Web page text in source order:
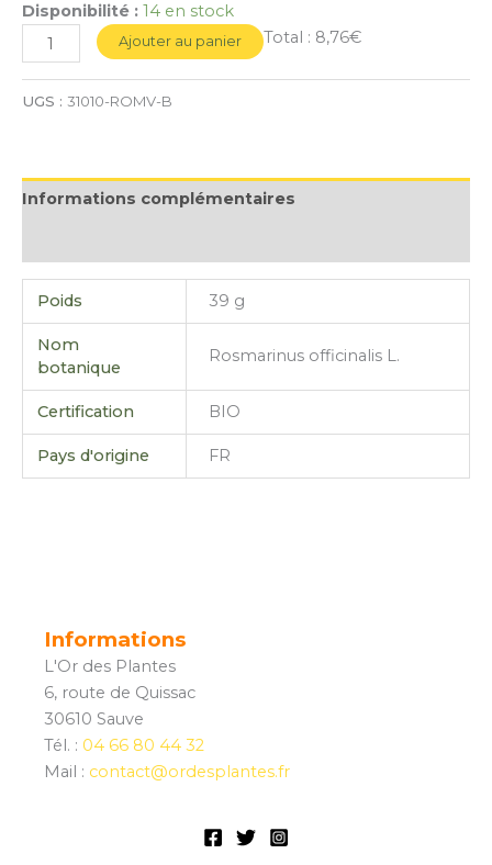
Disponibilité : 14 en stock
Ajouter au panier Total : 8,76€
UGS : 31010-ROMV-B
Informations complémentaires
Poids 39 g
Nom
botanique
Rosmarinus officinalis L.
Certification BIO
Pays d'origine FR
Informations
L'Or des Plantes
6, route de Quissac
30610 Sauve
Tél. : 04 66 80 44 32
Mail : contact@ordesplantes.fr